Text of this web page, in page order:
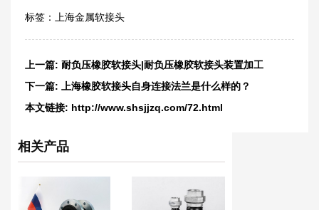
标签： 上海金属软接头
上一篇: 耐负压橡胶软接头|耐负压橡胶软接头装置加工
下一篇:
上海橡胶软接头自身连接法兰是什么样的？
本文链接: http://www.shsjjzq.com/72.html
相关产品